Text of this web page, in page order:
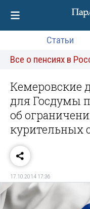
Статьи
Все о пенсиях в
Кемеровские
для Госдумы
об
курительных
17.10.2014 17:36